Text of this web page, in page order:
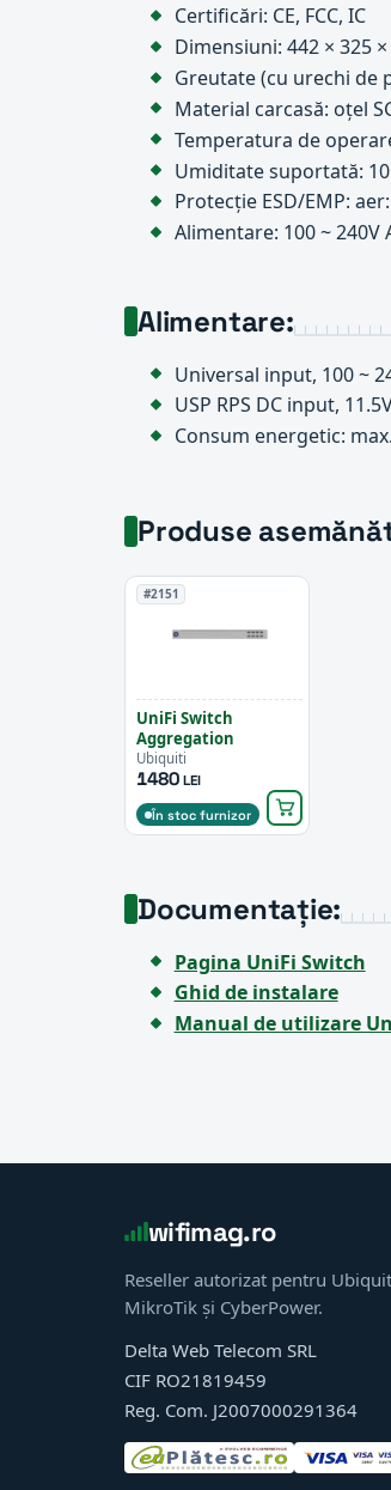
Certificări: CE, FCC, IC
Dimensiuni: 442 × 325
Greutate (cu urechi de
Material carcasă: oțel
Temperatura de
Umiditate suportată:
Protecție ESD/EMP:
Alimentare: 100 ~ 240V
Alimentare:
Universal input, 100 ~
USP RPS DC input,
Consum energetic:
Produse
#2151
UniFi Switch
Aggregation
Ubiquiti
1480LEI
În stoc furnizor
Documentație:
Pagina UniFi Switch
Ghid de instalare
Manual de utilizare
wifimag.ro
Reseller autorizat pentru
MikroTik și CyberPower.
Delta Web Telecom SRL
CIF RO21819459
Reg. Com. J2007000291364